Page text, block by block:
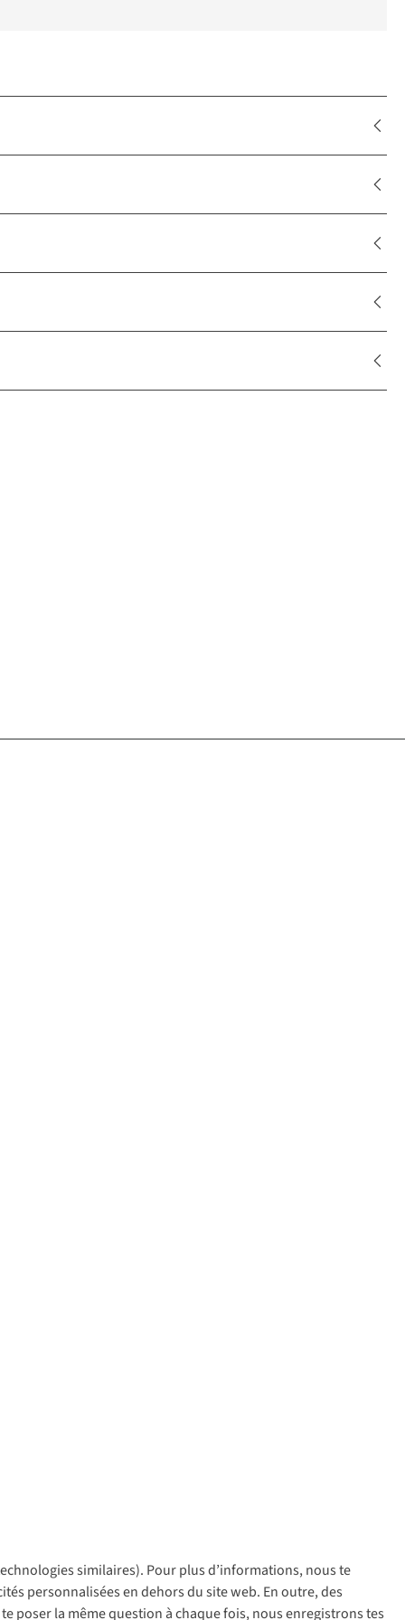
similaires). Pour plus d’informations, nous te
personnalisées en dehors du site web. En outre, des
poser la même question à chaque fois, nous enregistrons tes